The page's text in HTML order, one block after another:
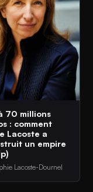
70 millions
: comment
Lacoste a
un empire
Lacoste-Dournel